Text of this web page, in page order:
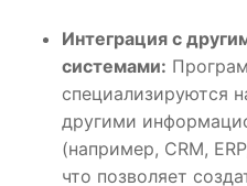
Интеграция с
системами:
специализируются
другими
(например, CRM,
что позволяет